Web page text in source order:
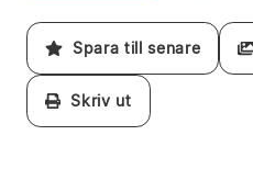
Spara till senare
Skriv ut